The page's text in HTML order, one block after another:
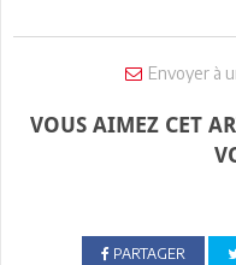
Envoyer à
VOUS AIMEZ CET
PARTAGER